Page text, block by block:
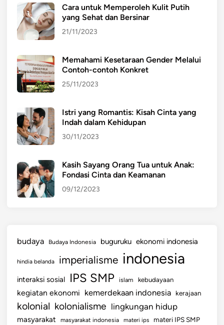
Cara untuk Memperoleh Kulit Putih
yang Sehat dan Bersinar
21/11/2023
Memahami Kesetaraan Gender Melalui
Contoh-contoh Konkret
25/11/2023
Istri yang Romantis: Kisah Cinta yang
Indah dalam Kehidupan
30/11/2023
Kasih Sayang Orang Tua untuk Anak:
Fondasi Cinta dan Keamanan
09/12/2023
budaya Budaya Indonesia buguruku ekonomi indonesia
hindia belanda imperialisme indonesia
interaksi sosial IPS SMP islam kebudayaan
kegiatan ekonomi kemerdekaan indonesia kerajaan
kolonial kolonialisme lingkungan hidup
masyarakat masyarakat indonesia materi ips materi IPS SMP